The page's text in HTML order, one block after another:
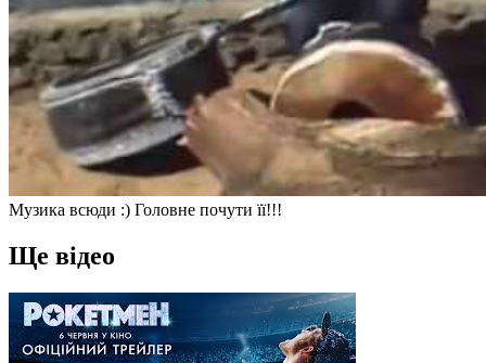
Музика всюди :) Головне почути її!!!
Ще відео